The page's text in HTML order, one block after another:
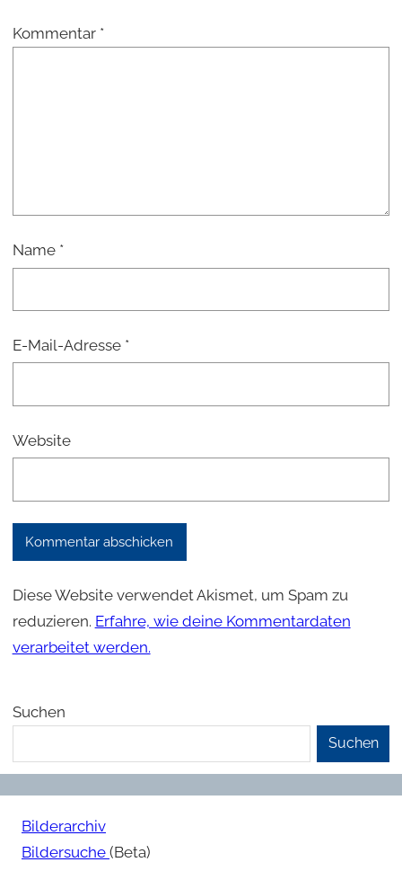
Kommentar *
Name *
E-Mail-Adresse *
Website
Diese Website verwendet Akismet, um Spam zu
reduzieren. Erfahre, wie deine Kommentardaten
verarbeitet werden.
Suchen
Suchen
Bilderarchiv
Bildersuche (Beta)